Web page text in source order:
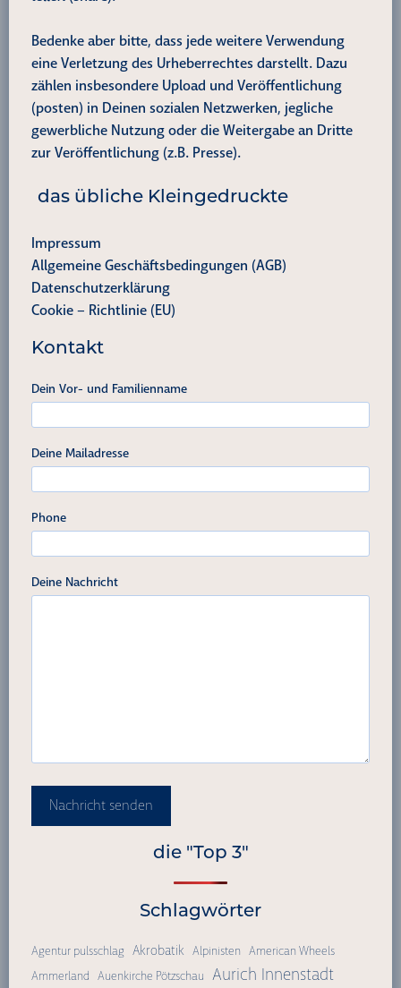
Bedenke aber bitte, dass jede weitere Verwendung
eine Verletzung des Urheberrechtes darstellt. Dazu
zählen insbesondere Upload und Veröffentlichung
(posten) in Deinen sozialen Netzwerken, jegliche
gewerbliche Nutzung oder die Weitergabe an Dritte
zur Veröffentlichung (z.B. Presse).
das übliche Kleingedruckte
Impressum
Allgemeine Geschäftsbedingungen (AGB)
Datenschutzerklärung
Cookie – Richtlinie (EU)
Kontakt
Dein Vor- und Familienname
Deine Mailadresse
Phone
Deine Nachricht
Nachricht senden
die "Top 3"
Schlagwörter
Agentur pulsschlag Akrobatik Alpinisten American Wheels
Ammerland Auenkirche Pötzschau Aurich Innenstadt